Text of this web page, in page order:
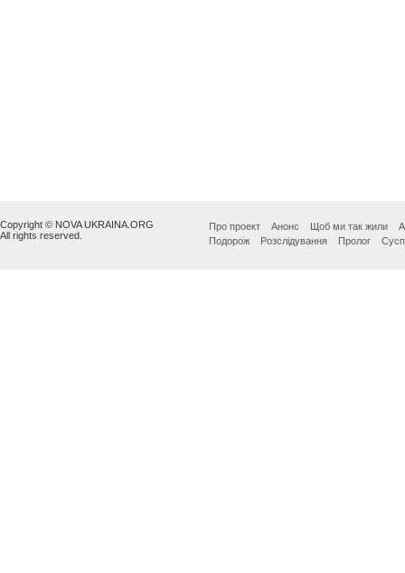
Copyright © NOVA UKRAINA.ORG
All rights reserved.
Про проект Анонс Щоб ми так жили
Подорож
Розслідування Пролог